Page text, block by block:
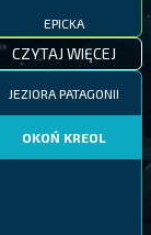
EPICKA
CZYTAJ WIĘCEJ
JEZIORA PATAGONII
OKOŃ KREOL